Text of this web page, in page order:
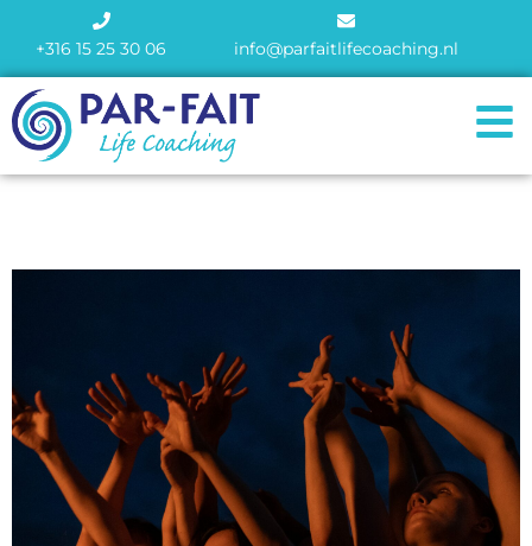
+316 15 25 30 06 info@parfaitlifecoaching.nl